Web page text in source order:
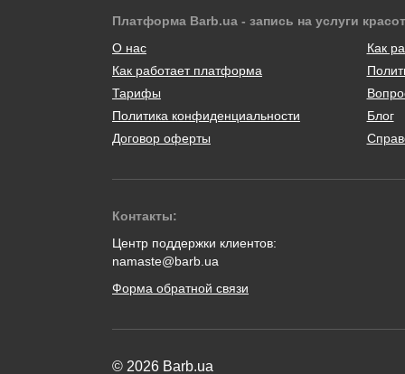
Платформа Barb.ua - запись на услуги
О нас
Как работает платформа
Тарифы
Политика конфиденциальности
Договор оферты
Как
Блог
Контакты:
Центр поддержки клиентов:
namaste@barb.ua
Форма обратной связи
© 2026 Barb.ua